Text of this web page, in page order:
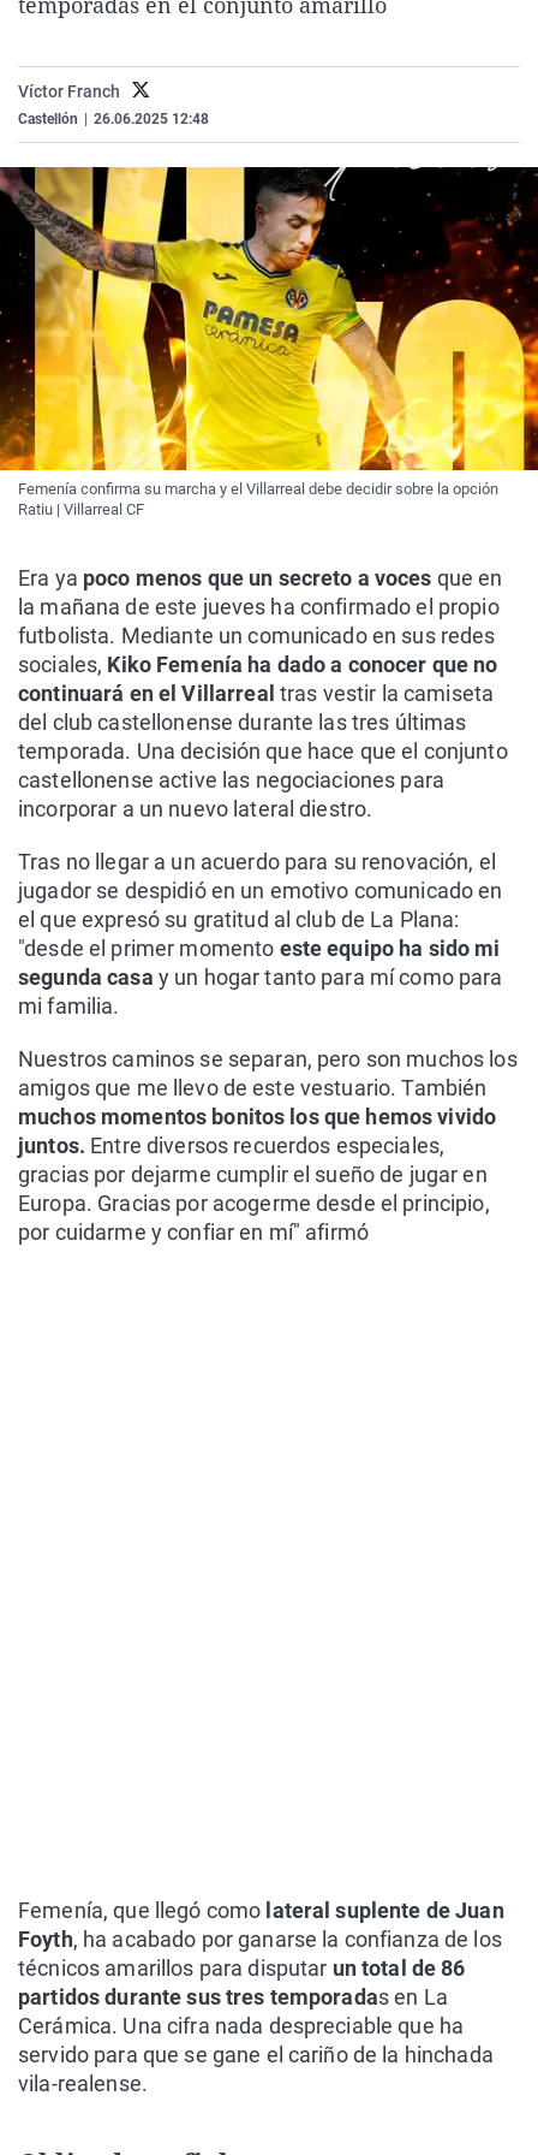
La rosa de los vientos
Gente viajera
Caso
Retornados
Operación Viuda
Extremadura
Galicia
Navarra
País Vasco
Virales
Televisión
Víctor Franch
Castellón 26.06.2025 12:48
Femenía confirma su marcha y el Villarreal debe decidir sobre la opción
Ratiu | Villarreal CF
Era ya poco menos que un secreto a voces que en
la mañana de este jueves ha confirmado el propio
futbolista. Mediante un comunicado en sus redes
sociales, Kiko Femenía ha dado a conocer que no
continuará en el Villarreal tras vestir la camiseta
del club castellonense durante las tres últimas
temporada. Una decisión que hace que el conjunto
castellonense active las negociaciones para
incorporar a un nuevo lateral diestro.
Tras no llegar a un acuerdo para su renovación, el
jugador se despidió en un emotivo comunicado en
el que expresó su gratitud al club de La Plana:
"desde el primer momento este equipo ha sido mi
segunda casa y un hogar tanto para mí como para
mi familia.
Nuestros caminos se separan, pero son muchos los
amigos que me llevo de este vestuario. También
muchos momentos bonitos los que hemos vivido
juntos. Entre diversos recuerdos especiales,
gracias por dejarme cumplir el sueño de jugar en
Europa. Gracias por acogerme desde el principio,
por cuidarme y confiar en mí" afirmó
Femenía, que llegó como lateral suplente de Juan
Foyth, ha acabado por ganarse la confianza de los
técnicos amarillos para disputar un total de 86
partidos durante sus tres temporadas en La
Cerámica. Una cifra nada despreciable que ha
servido para que se gane el cariño de la hinchada
vila-realense.